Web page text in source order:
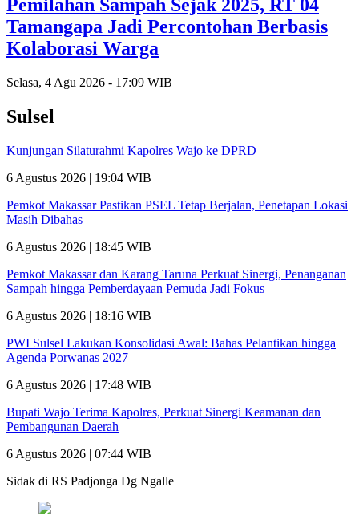
Pemilahan Sampah Sejak 2025, RT 04
Tamangapa Jadi Percontohan Berbasis
Kolaborasi Warga
Selasa, 4 Agu 2026 - 17:09 WIB
Sulsel
Kunjungan Silaturahmi Kapolres Wajo ke DPRD
6 Agustus 2026 | 19:04 WIB
Pemkot Makassar Pastikan PSEL Tetap Berjalan, Penetapan Lokasi
Masih Dibahas
6 Agustus 2026 | 18:45 WIB
Pemkot Makassar dan Karang Taruna Perkuat Sinergi, Penanganan
Sampah hingga Pemberdayaan Pemuda Jadi Fokus
6 Agustus 2026 | 18:16 WIB
PWI Sulsel Lakukan Konsolidasi Awal: Bahas Pelantikan hingga
Agenda Porwanas 2027
6 Agustus 2026 | 17:48 WIB
Bupati Wajo Terima Kapolres, Perkuat Sinergi Keamanan dan
Pembangunan Daerah
6 Agustus 2026 | 07:44 WIB
Sidak di RS Padjonga Dg Ngalle